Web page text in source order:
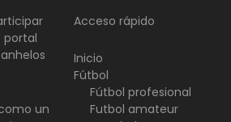
portal
un
Acceso rápido
Inicio
Fútbol
Fútbol profesional
Futbol amateur